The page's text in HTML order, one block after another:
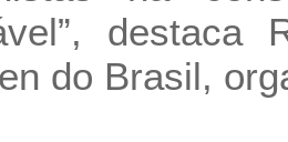
do Brasil,